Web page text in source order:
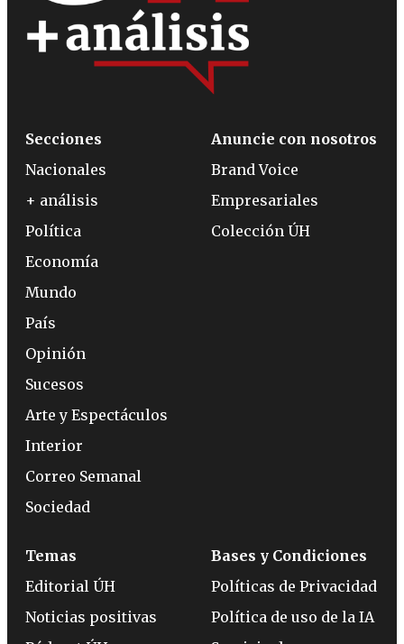
Secciones
Nacionales
+ análisis
Política
Economía
Mundo
País
Opinión
Sucesos
Arte y Espectáculos
Interior
Correo Semanal
Sociedad
Anuncie con nosotros
Brand Voice
Empresariales
Colección ÚH
Temas
Editorial ÚH
Noticias positivas
Bases y Condiciones
Políticas de Privacidad
Política de uso de la IA